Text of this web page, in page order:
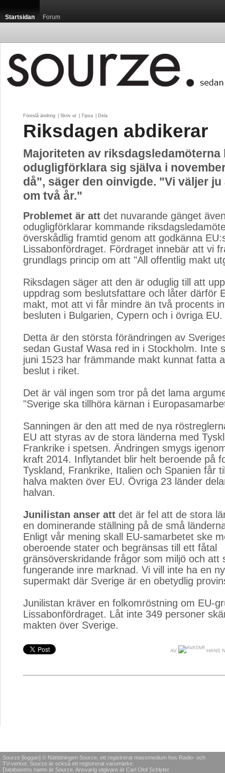
Startsidan Forum
Föreslå ändring Skriv ut Tipsa Dela
Riksdagen abdikerar
Majoriteten av riksdagsledamöterna
odugligförklara sig själva i
då", säger den oinvigde. "Vi väljer ju
om två år."
Problemet är att det nuvarande gänget
odugligförklarar kommande
överskådlig framtid genom att godkänna
Lissabonfördraget. Fördraget innebär att vi
grundlags princip om att "All offentlig makt
Riksdagen säger att den är oduglig till att
uppdrag som beslutsfattare och låter därför
makt, mot att vi får mindre än två procents
besluten i Bulgarien, Cypern och i övriga EU.
Detta är den största förändringen av
sedan Gustaf Wasa red in i Stockholm. Inte
juni 1523 har främmande makt kunnat fatta
beslut i riket.
Det är väl ingen som tror på det lama
"Sverige ska tillhöra kärnan i
Sanningen är den att med de nya
EU att styras av de stora länderna med
Frankrike i spetsen. Ändringen smygs
kraft 2014. Inflytandet blir helt beroende på
Tyskland, Frankrike, Italien och Spanien får
halva makten över EU. Övriga 23 länder
halvan.
Junilistan anser att det är fel att de stora
en dominerande ställning på de små
Enligt vår mening skall EU-samarbetet ske
oberoende stater och begränsas till ett fåtal
gränsöverskridande frågor som miljö och att
fungerande inre marknad. Vi vill inte ha en
supermakt där Sverige är en obetydlig
Junilistan kräver en folkomröstning om EU-
Lissabonfördraget. Låt inte 349 personer
makten över Sverige.
AV HANS
Sourze [loggan] © Nättidningen Sourze, ett registrerat massmedium hos Radio- och
TV-verket. Sourze är också ett registrerat varumärke.
Databasens namn är Sourze. Ansvarig utgivare är Carl Olof Schlyter.